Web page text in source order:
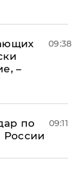
–
09:38
по
России
09:11